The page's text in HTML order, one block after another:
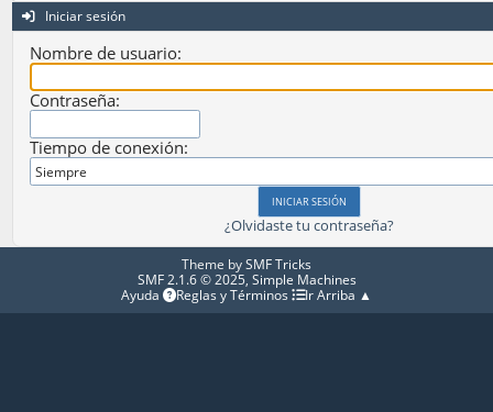
Iniciar sesión
Nombre de usuario:
Contraseña:
Tiempo de conexión:
¿Olvidaste tu contraseña?
Theme bySMF Tricks
SMF 2.1.6 © 2025, Simple Machines
Ayuda
Reglas y Términos Ir Arriba ▲